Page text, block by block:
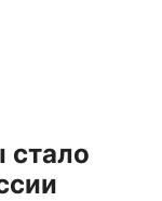
стало